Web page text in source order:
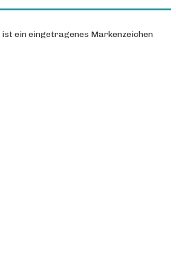
ist ein eingetragenes Markenzeichen